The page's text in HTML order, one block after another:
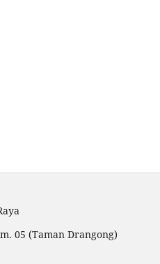
05 (Taman Drangong)